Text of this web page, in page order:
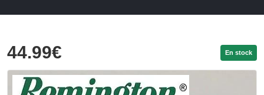
44.99€ En stock